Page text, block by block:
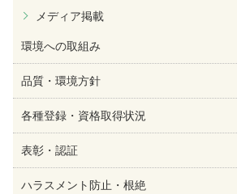
メディア掲載
環境への取組み
品質・環境方針
各種登録・資格取得状況
表彰・認証
ハラスメント防止・根絶